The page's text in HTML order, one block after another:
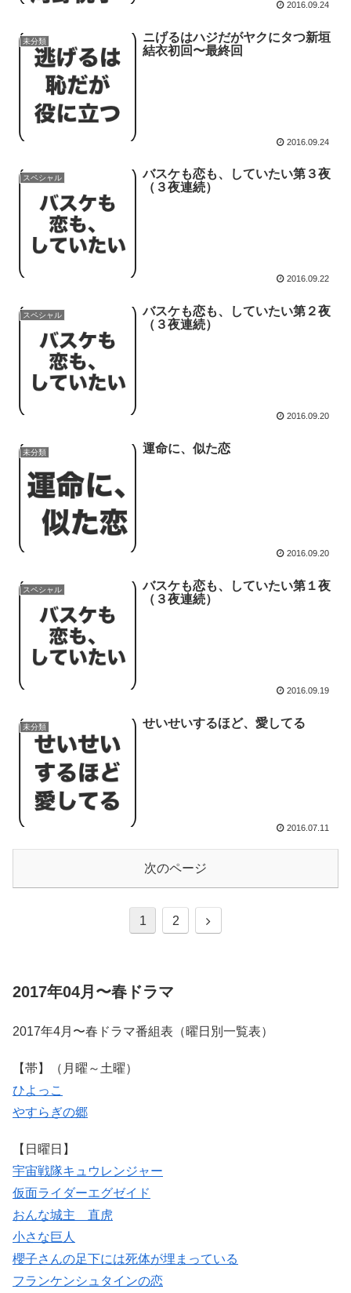
2016.09.24
未分類
ニげるはハジだがヤクにタつ新垣
結衣初回〜最終回
2016.09.24
スペシャル
バスケも恋も、していたい第３夜
（３夜連続）
2016.09.22
スペシャル
バスケも恋も、していたい第２夜
（３夜連続）
2016.09.20
未分類 運命に、似た恋
2016.09.20
スペシャル
バスケも恋も、していたい第１夜
（３夜連続）
2016.09.19
未分類 せいせいするほど、愛してる
2016.07.11
次のページ
1 2
2017年04月〜春ドラマ
2017年4月〜春ドラマ番組表（曜日別一覧表）
【帯】（月曜～土曜）
ひよっこ
やすらぎの郷
【日曜日】
宇宙戦隊キュウレンジャー
仮面ライダーエグゼイド
おんな城主 直虎
小さな巨人
櫻子さんの足下には死体が埋まっている
フランケンシュタインの恋